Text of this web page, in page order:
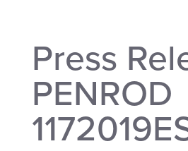
Press
PENROD